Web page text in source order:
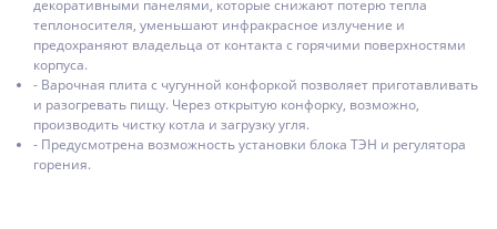
декоративными панелями, которые снижают потерю тепла
теплоносителя, уменьшают инфракрасное излучение и
предохраняют владельца от контакта с горячими поверхностями
корпуса.
- Варочная плита с чугунной конфоркой позволяет приготавливать
и разогревать пищу. Через открытую конфорку, возможно,
производить чистку котла и загрузку угля.
- Предусмотрена возможность установки блока ТЭН и регулятора
горения.